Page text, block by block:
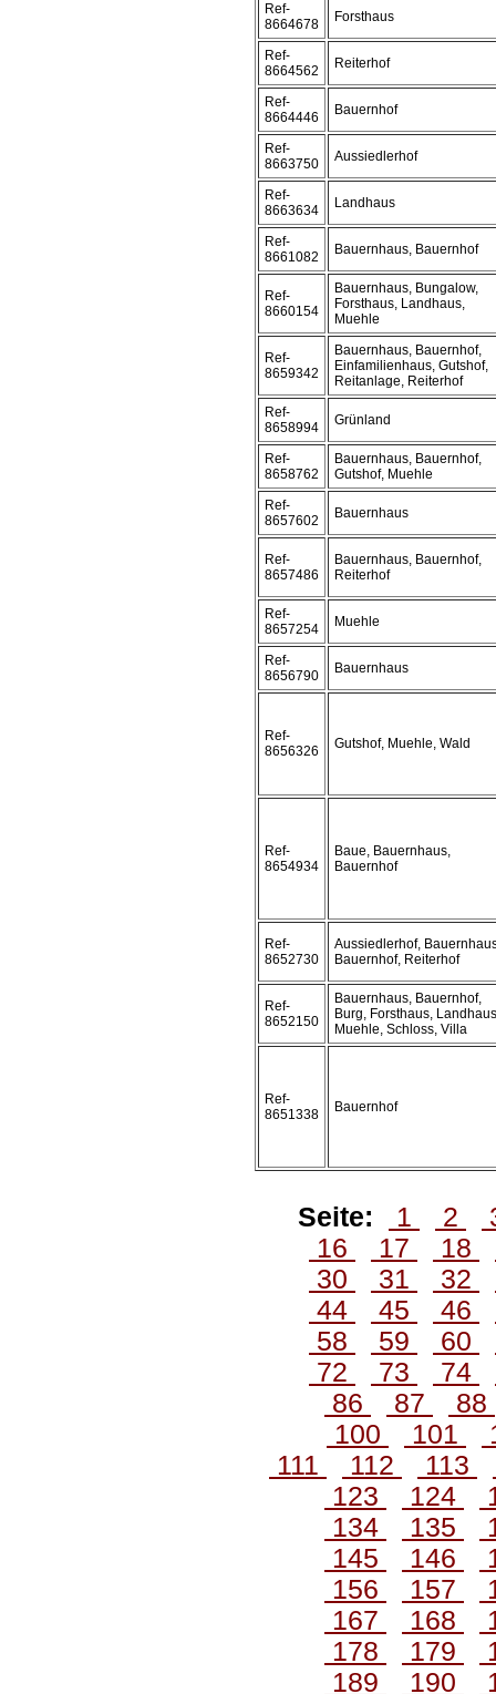
Ref-
8664678
Forsthaus
Ref-
8664562
Reiterhof
Ref-
8664446
Bauernhof
Ref-
8663750
Aussiedlerhof
Ref-
8663634
Landhaus
Ref-
8661082
Bauernhaus, Bauernhof
Ref-
8660154
Bauernhaus, Bungalow,
Forsthaus, Landhaus,
Muehle
Ref-
8659342
Bauernhaus, Bauernhof,
Einfamilienhaus, Gutshof,
Reitanlage, Reiterhof
Ref-
8658994
Grünland
Ref-
8658762
Bauernhaus, Bauernhof,
Gutshof, Muehle
Ref-
8657602
Bauernhaus
Ref-
8657486
Bauernhaus, Bauernhof,
Reiterhof
Ref-
8657254
Muehle
Ref-
8656790
Bauernhaus
Ref-
8656326
Gutshof, Muehle, Wald
Ref-
8654934
Baue, Bauernhaus,
Bauernhof
Ref-
8652730
Aussiedlerhof,
Bauernhof, Reiterhof
Ref-
8652150
Bauernhaus, Bauernhof,
Burg, Forsthaus,
Muehle, Schloss, Villa
Ref-
8651338
Bauernhof
Seite: 1 2
16
17 18
30
31 32
44
45 46
58
59 60
72
73 74
86
87
88
100
101
111
112 113
123
124
134
135
145
146
156
157
167
168
178
179
189
190